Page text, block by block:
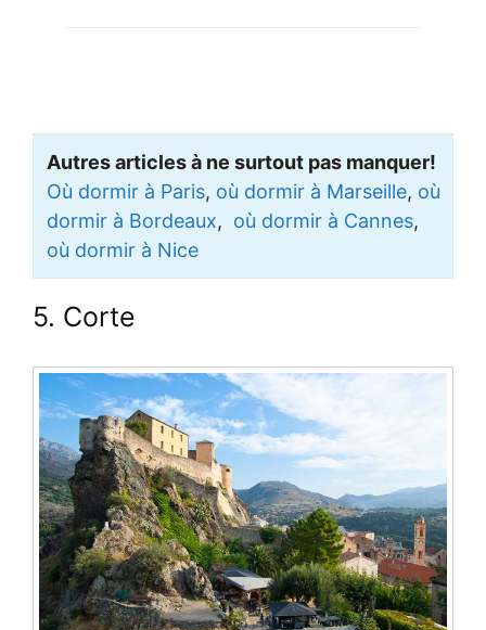
Autres articles à ne surtout pas manquer!
Où dormir à Paris, où dormir à Marseille, où
dormir à Bordeaux, où dormir à Cannes,
où dormir à Nice
5. Corte